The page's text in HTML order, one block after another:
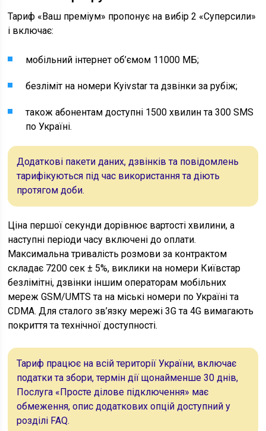
Тариф «Ваш преміум» пропонує на вибір 2 «Суперсили»
і включає:
мобільний інтернет об’ємом 11000 МБ;
безліміт на номери Kyivstar та дзвінки за рубіж;
також абонентам доступні 1500 хвилин та 300 SMS
по Україні.
Додаткові пакети даних, дзвінків та повідомлень
тарифікуються під час використання та діють
протягом доби.
Ціна першої секунди дорівнює вартості хвилини, а
наступні періоди часу включені до оплати.
Максимальна тривалість розмови за контрактом
складає 7200 сек ± 5%, виклики на номери Київстар
безлімітні, дзвінки іншим операторам мобільних
мереж GSM/UMTS та на міські номери по Україні та
CDMA. Для сталого зв’язку мережі 3G та 4G вимагають
покриття та технічної доступності.
Тариф працює на всій території України, включає
податки та збори, термін дії щонайменше 30 днів,
Послуга «Просте ділове підключення» має
обмеження, опис додаткових опцій доступний у
розділі FAQ.